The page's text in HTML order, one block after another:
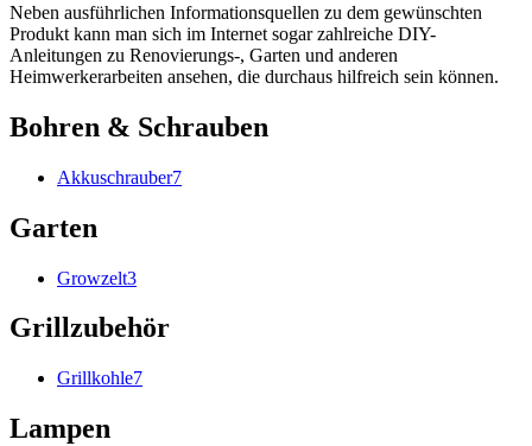
Neben ausführlichen Informationsquellen zu dem gewünschten
Produkt kann man sich im Internet sogar zahlreiche DIY-
Anleitungen zu Renovierungs-, Garten und anderen
Heimwerkerarbeiten ansehen, die durchaus hilfreich sein können.
Bohren & Schrauben
Akkuschrauber7
Garten
Growzelt3
Grillzubehör
Grillkohle7
Lampen